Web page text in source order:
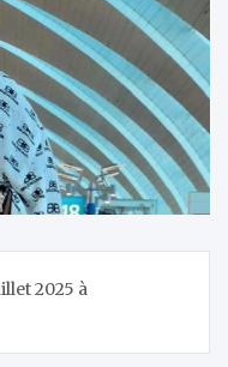
2025 à